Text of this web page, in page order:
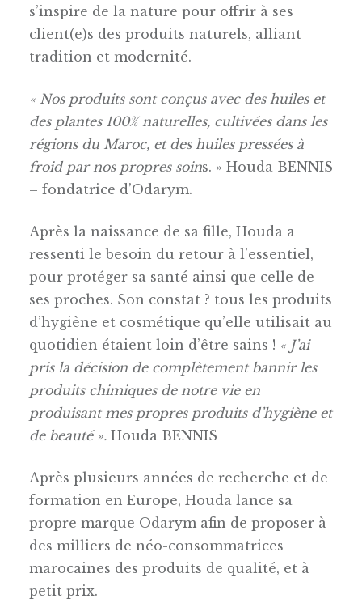
s’inspire de la nature pour offrir à ses
client(e)s des produits naturels, alliant
tradition et modernité.
« Nos produits sont conçus avec des huiles et
des plantes 100% naturelles, cultivées dans les
régions du Maroc, et des huiles pressées à
froid par nos propres soins. » Houda BENNIS
– fondatrice d’Odarym.
Après la naissance de sa fille, Houda a
ressenti le besoin du retour à l’essentiel,
pour protéger sa santé ainsi que celle de
ses proches. Son constat ? tous les produits
d’hygiène et cosmétique qu’elle utilisait au
quotidien étaient loin d’être sains ! « J’ai
pris la décision de complètement bannir les
produits chimiques de notre vie en
produisant mes propres produits d’hygiène et
de beauté ». Houda BENNIS
Après plusieurs années de recherche et de
formation en Europe, Houda lance sa
propre marque Odarym afin de proposer à
des milliers de néo-consommatrices
marocaines des produits de qualité, et à
petit prix.